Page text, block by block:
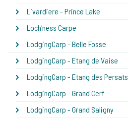
Livardiere - Prince Lake
Loch'ness Carpe
LodgingCarp - Belle Fosse
LodgingCarp - Etang de Vaise
LodgingCarp - Etang des Persats
LodgingCarp - Grand Cerf
LodgingCarp - Grand Saligny